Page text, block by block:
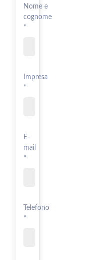
Nome e
cognome
*
Impresa
*
E-
mail
*
Telefono
*